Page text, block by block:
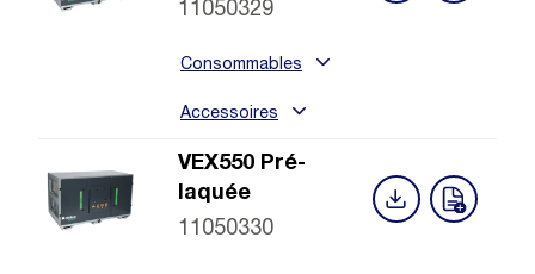
11050329
Consommables
Accessoires
VEX550 Pré-
laquée
11050330